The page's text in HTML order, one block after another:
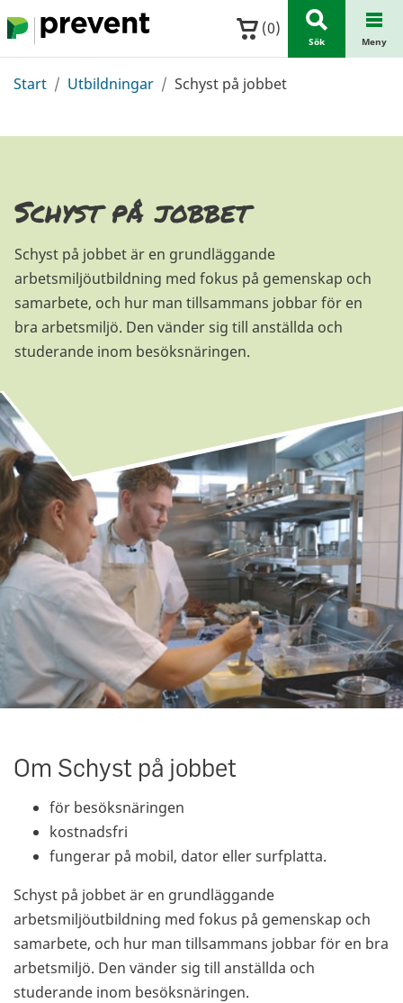
Hoppa till huvudinnehållet (0)
Sök Meny
Start Utbildningar Schyst på jobbet
Schyst på jobbet
Schyst på jobbet är en grundläggande
arbetsmiljöutbildning med fokus på gemenskap och
samarbete, och hur man tillsammans jobbar för en
bra arbetsmiljö. Den vänder sig till anställda och
studerande inom besöksnäringen.
Om Schyst på jobbet
för besöksnäringen
kostnadsfri
fungerar på mobil, dator eller surfplatta.
Schyst på jobbet är en grundläggande
arbetsmiljöutbildning med fokus på gemenskap och
samarbete, och hur man tillsammans jobbar för en bra
arbetsmiljö. Den vänder sig till anställda och
studerande inom besöksnäringen.